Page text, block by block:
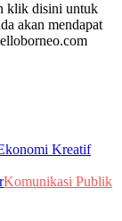
klik disini untuk
akan mendapat
Komunikasi Publik